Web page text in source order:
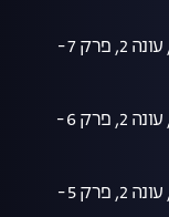
שאטו עין כרם, עונה 2, פרק 7 -
שאטו עין כרם, עונה 2, פרק 6 -
שאטו עין כרם, עונה 2, פרק 5 -